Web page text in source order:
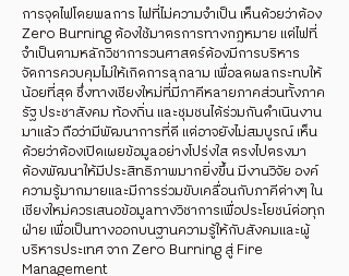
การจุดไฟโดยพลการ ไฟที่ไม่ความจำเป็น เห็นด้วยว่าต้อง
Zero Burning ต้องใช้มาตรการทางกฎหมาย แต่ไฟที่
จำเป็นตามหลักวิชาการวนศาสตร์ต้องมีการบริหาร
จัดการควบคุมไม่ให้เกิดการลุกลาม เพื่อลดผลกระทบให้
น้อยที่สุด ซึ่งทางเชียงใหม่ที่มีภาคีหลายภาคส่วนทั้งภาค
รัฐ ประชาสังคม ท้องถิ่น และชุมชนได้ร่วมกันดำเนินงาน
มาแล้ว ถือว่ามีพัฒนาการที่ดี แต่อาจยังไม่สมบูรณ์ เห็น
ด้วยว่าต้องเปิดเผยข้อมูลอย่างโปร่งใส ตรงไปตรงมา
ต้องพัฒนาให้มีประสิทธิภาพมากยิ่งขึ้น มีงานวิจัย องค์
ความรู้มากมายและมีการร่วมขับเคลื่อนกับภาคีต่างๆ ใน
เชียงใหม่ควรเสนอข้อมูลทางวิชาการเพื่อประโยชน์ต่อทุก
ฝ่าย เพื่อเป็นทางออกบนฐานความรู้ให้กับสังคมและผู้
บริหารประเทศ จาก Zero Burning สู่ Fire
Management